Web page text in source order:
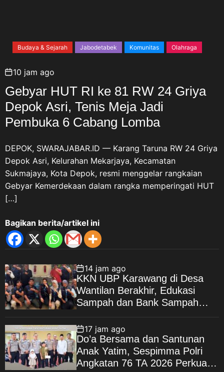
Budaya & Sejarah Jabodetabek Komunitas Olahraga
10 jam ago
Gebyar HUT RI ke 81 RW 24 Griya
Depok Asri, Tenis Meja Jadi
Pembuka 6 Cabang Lomba
DEPOK, SWARAJABAR.ID — Karang Taruna RW 24 Griya
Depok Asri, Kelurahan Mekarjaya, Kecamatan
Sukmajaya, Kota Depok, resmi menggelar rangkaian
Gebyar Kemerdekaan dalam rangka memperingati HUT
[…]
Bagikan berita/artikel ini
14 jam ago
KKN UBP Karawang di Desa
Wantilan Berakhir, Edukasi
Sampah dan Bank Sampah
17 jam ago
Do’a Bersama dan Santunan
Anak Yatim, Sespimma Polri
Angkatan 76 TA 2026 Perkuat